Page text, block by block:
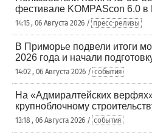
фестивале KOMPAScon 6.0 в
14:15 , 06 Августа 2026 / пресс-релизы
В Приморье подвели итоги
2026 года и начали
14:02 , 06 Августа 2026 / события
На «Адмиралтейских
крупноблочному
13:18 , 06 Августа 2026 / события